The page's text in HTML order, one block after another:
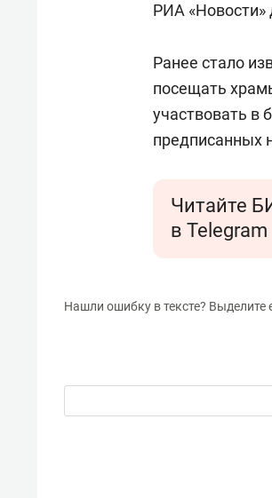
РИА «Новости»
Ранее стало
посещать
участвовать в
предписанных
Читайте
в Telegram
Нашли ошибку в тексте? Выделите